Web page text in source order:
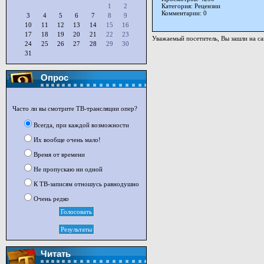
Категория: Рецензии
Комментарии: 0
Уважаемый посетитель, Вы зашли на
1
2
3
4 5 6 7 8
9
10
11 12 13 14 15
16
17
18 19 20 21 22
23
24
25 26 27 28 29
30
31
Опрос
Часто ли вы смотрите ТВ-трансляции опер?
Всегда, при каждой возможности
Их вообще очень мало!
Время от времени
Не пропускаю ни одной
К ТВ-записям отношусь равнодушно
Очень редко
Читать